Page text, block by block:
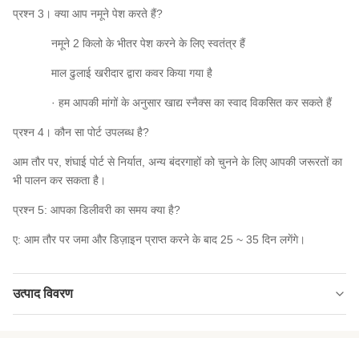
प्रश्न 3। क्या आप नमूने पेश करते हैं?
नमूने 2 किलो के भीतर पेश करने के लिए स्वतंत्र हैं
माल ढुलाई खरीदार द्वारा कवर किया गया है
· हम आपकी मांगों के अनुसार खाद्य स्नैक्स का स्वाद विकसित कर सकते हैं
प्रश्न 4। कौन सा पोर्ट उपलब्ध है?
आम तौर पर, शंघाई पोर्ट से निर्यात, अन्य बंदरगाहों को चुनने के लिए आपकी जरूरतों का
भी पालन कर सकता है।
प्रश्न 5: आपका डिलीवरी का समय क्या है?
ए: आम तौर पर जमा और डिज़ाइन प्राप्त करने के बाद 25 ~ 35 दिन लगेंगे।
उत्पाद विवरण